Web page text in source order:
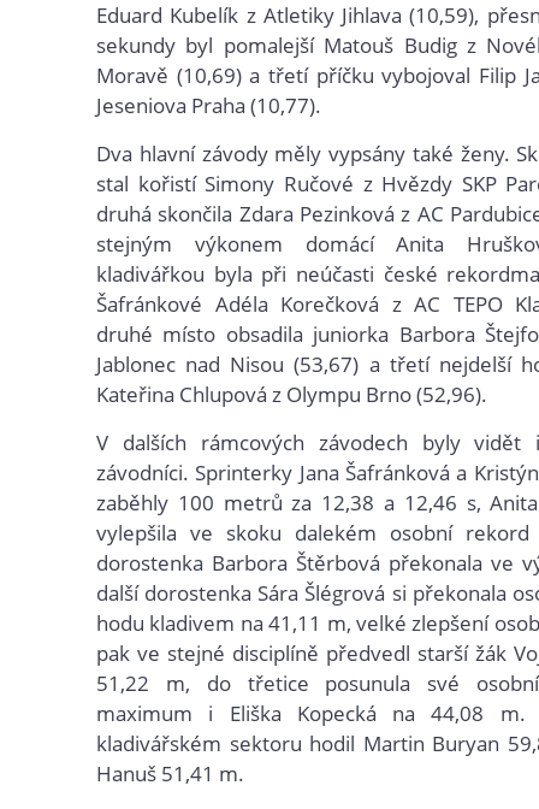
Eduard Kubelík z Atletiky Jihlava (10,59),
sekundy byl pomalejší Matouš Budig z
Moravě (10,69) a třetí příčku vybojoval Filip
Jeseniova Praha (10,77).
Dva hlavní závody měly vypsány také ženy.
stal kořistí Simony Ručové z Hvězdy SKP
druhá skončila Zdara Pezinková z AC
stejným výkonem domácí Anita
kladivářkou byla při neúčasti české
Šafránkové Adéla Korečková z AC TEPO
druhé místo obsadila juniorka Barbora
Jablonec nad Nisou (53,67) a třetí nejdelší
Kateřina Chlupová z Olympu Brno (52,96).
V dalších rámcových závodech byly
závodníci. Sprinterky Jana Šafránková a
zaběhly 100 metrů za 12,38 a 12,46 s,
vylepšila ve skoku dalekém osobní
dorostenka Barbora Štěrbová překonala ve
další dorostenka Sára Šlégrová si překonala
hodu kladivem na 41,11 m, velké zlepšení
pak ve stejné disciplíně předvedl starší žák
51,22 m, do třetice posunula své
maximum i Eliška Kopecká na 44,08 m.
kladivářském sektoru hodil Martin Buryan
Hanuš 51,41 m.